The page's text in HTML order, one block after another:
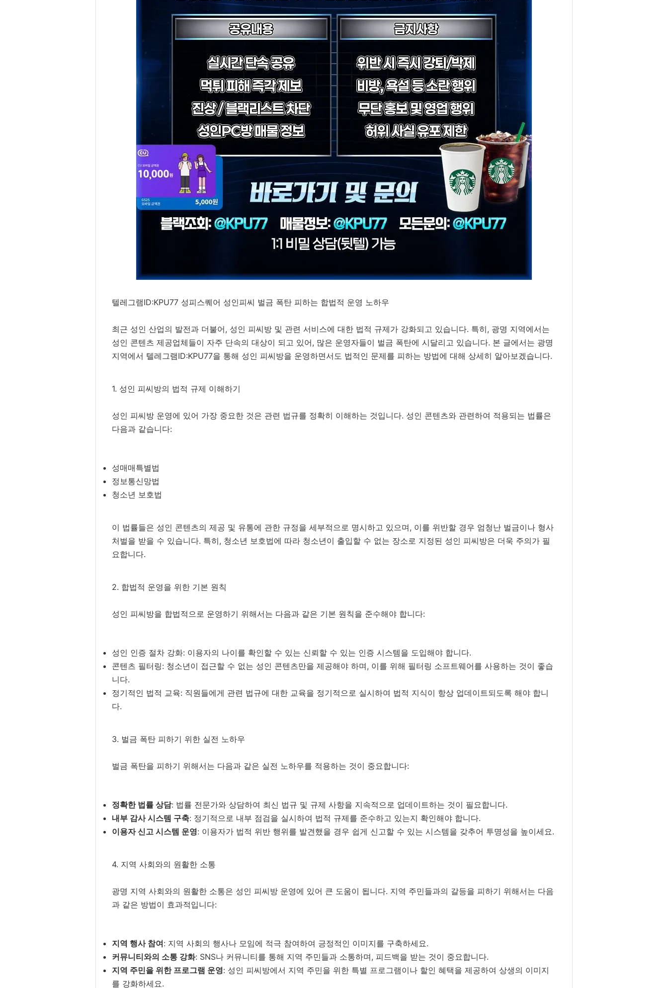
텔레그램ID:KPU77 성피스퀘어 성인피씨 벌금 폭탄 피하는 합법적 운영 노하우
최근 성인 산업의 발전과 더불어, 성인 피씨방 및 관련 서비스에 대한 법적 규제가 강화되고 있습니다. 특히, 광명 지역에서는
성인 콘텐츠 제공업체들이 자주 단속의 대상이 되고 있어, 많은 운영자들이 벌금 폭탄에 시달리고 있습니다. 본 글에서는 광명
지역에서 텔레그램ID:KPU77을 통해 성인 피씨방을 운영하면서도 법적인 문제를 피하는 방법에 대해 상세히 알아보겠습니다.
1. 성인 피씨방의 법적 규제 이해하기
성인 피씨방 운영에 있어 가장 중요한 것은 관련 법규를 정확히 이해하는 것입니다. 성인 콘텐츠와 관련하여 적용되는 법률은
다음과 같습니다:
성매매특별법
정보통신망법
청소년 보호법
이 법률들은 성인 콘텐츠의 제공 및 유통에 관한 규정을 세부적으로 명시하고 있으며, 이를 위반할 경우 엄청난 벌금이나 형사
처벌을 받을 수 있습니다. 특히, 청소년 보호법에 따라 청소년이 출입할 수 없는 장소로 지정된 성인 피씨방은 더욱 주의가 필
요합니다.
2. 합법적 운영을 위한 기본 원칙
성인 피씨방을 합법적으로 운영하기 위해서는 다음과 같은 기본 원칙을 준수해야 합니다:
성인 인증 절차 강화: 이용자의 나이를 확인할 수 있는 신뢰할 수 있는 인증 시스템을 도입해야 합니다.
콘텐츠 필터링: 청소년이 접근할 수 없는 성인 콘텐츠만을 제공해야 하며, 이를 위해 필터링 소프트웨어를 사용하는 것이 좋습
니다.
정기적인 법적 교육: 직원들에게 관련 법규에 대한 교육을 정기적으로 실시하여 법적 지식이 항상 업데이트되도록 해야 합니
다.
3. 벌금 폭탄 피하기 위한 실전 노하우
벌금 폭탄을 피하기 위해서는 다음과 같은 실전 노하우를 적용하는 것이 중요합니다:
정확한 법률 상담: 법률 전문가와 상담하여 최신 법규 및 규제 사항을 지속적으로 업데이트하는 것이 필요합니다.
내부 감사 시스템 구축: 정기적으로 내부 점검을 실시하여 법적 규제를 준수하고 있는지 확인해야 합니다.
이용자 신고 시스템 운영: 이용자가 법적 위반 행위를 발견했을 경우 쉽게 신고할 수 있는 시스템을 갖추어 투명성을 높이세요.
4. 지역 사회와의 원활한 소통
광명 지역 사회와의 원활한 소통은 성인 피씨방 운영에 있어 큰 도움이 됩니다. 지역 주민들과의 갈등을 피하기 위해서는 다음
과 같은 방법이 효과적입니다:
지역 행사 참여: 지역 사회의 행사나 모임에 적극 참여하여 긍정적인 이미지를 구축하세요.
커뮤니티와의 소통 강화: SNS나 커뮤니티를 통해 지역 주민들과 소통하며, 피드백을 받는 것이 중요합니다.
지역 주민을 위한 프로그램 운영: 성인 피씨방에서 지역 주민을 위한 특별 프로그램이나 할인 혜택을 제공하여 상생의 이미지
를 강화하세요.